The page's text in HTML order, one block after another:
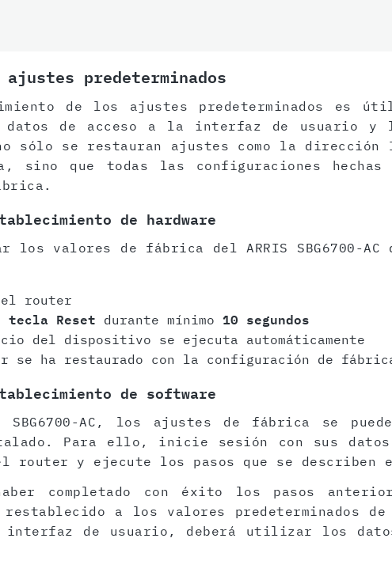
ajustes predeterminados
de los ajustes predeterminados es
datos de acceso a la interfaz de usuario y
sólo se restauran ajustes como la dirección
sino que todas las configuraciones
de hardware
los valores de fábrica del ARRIS SBG6700-
el router
tecla Reset durante mínimo 10 segundos
del dispositivo se ejecuta automáticamente
se ha restaurado con la configuración de
de software
SBG6700-AC, los ajustes de fábrica se
Para ello, inicie sesión con sus
router y ejecute los pasos que se describen
completado con éxito los pasos
a los valores predeterminados
interfaz de usuario, deberá utilizar los